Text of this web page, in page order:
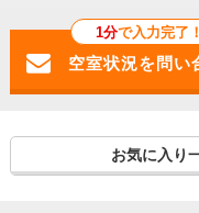
1分で入力完了！
お気に入り